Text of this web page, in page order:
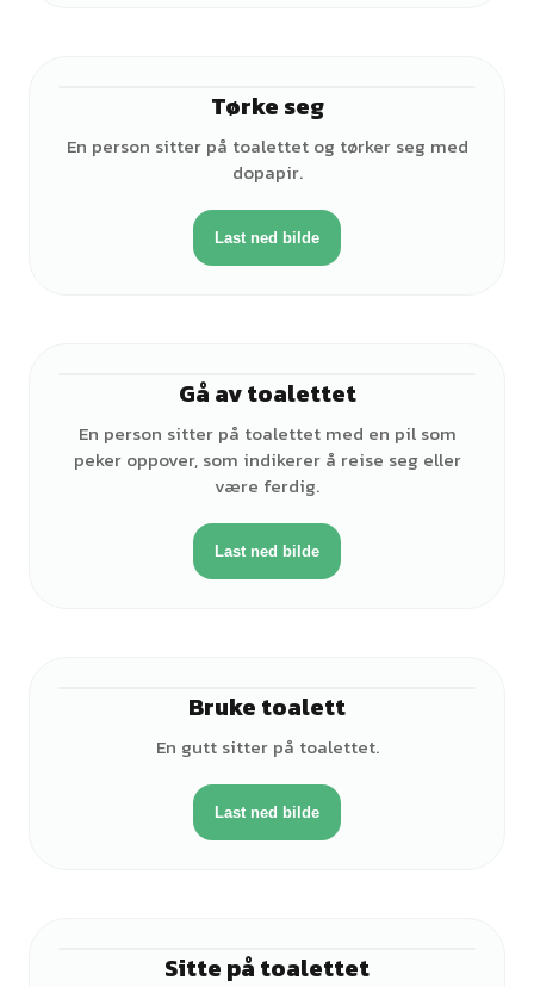
Tørke seg
En person sitter på toalettet og tørker seg med
dopapir.
Last ned bilde
Gå av toalettet
En person sitter på toalettet med en pil som
peker oppover, som indikerer å reise seg eller
være ferdig.
Last ned bilde
Bruke toalett
En gutt sitter på toalettet.
Last ned bilde
Sitte på toalettet